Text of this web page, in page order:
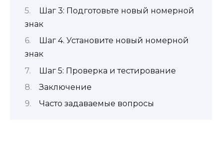
Шаг 3: Подготовьте новый номерной
знак
Шаг 4. Установите новый номерной
знак
Шаг 5: Проверка и тестирование
Заключение
Часто задаваемые вопросы